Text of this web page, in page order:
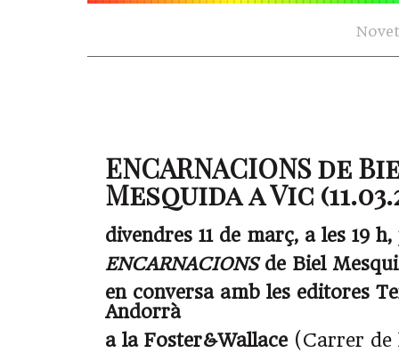
ENCARNACIONS de
Mesquida a Vic
divendres 11 de març, a les 19
ENCARNACIONSde Biel
en conversa amb les editores
Andorrà
a la Foster&Wallace (Carrer de